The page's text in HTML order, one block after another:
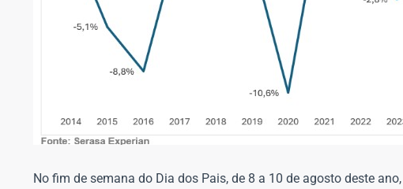
No fim de semana do Dia dos Pais, de 8 a 10 de agosto deste